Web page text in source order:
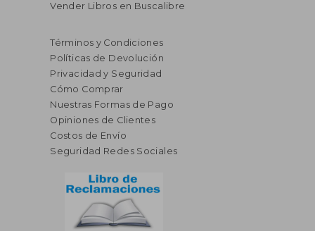
Vender Libros en Buscalibre
Términos y Condiciones
Políticas de Devolución
Privacidad y Seguridad
Cómo Comprar
Nuestras Formas de Pago
Opiniones de Clientes
Costos de Envío
Seguridad Redes Sociales